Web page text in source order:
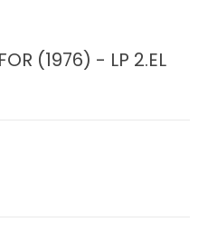
(1976) - LP 2.EL